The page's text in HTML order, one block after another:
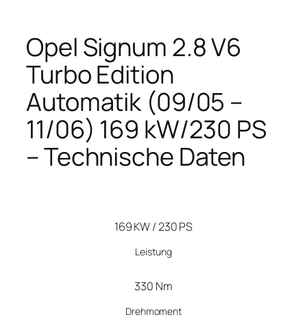
Opel Signum 2.8 V6
Turbo Edition
Automatik (09/05 –
11/06) 169 kW/230 PS
– Technische Daten
169 KW / 230 PS
Leistung
330 Nm
Drehmoment